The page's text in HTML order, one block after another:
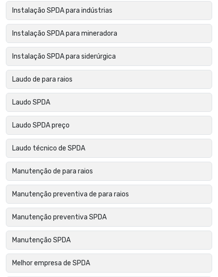
Instalação SPDA para indústrias
Instalação SPDA para mineradora
Instalação SPDA para siderúrgica
Laudo de para raios
Laudo SPDA
Laudo SPDA preço
Laudo técnico de SPDA
Manutenção de para raios
Manutenção preventiva de para raios
Manutenção preventiva SPDA
Manutenção SPDA
Melhor empresa de SPDA